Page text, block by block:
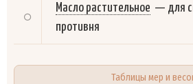
Масло растительное — для
противня
Таблицы мер и